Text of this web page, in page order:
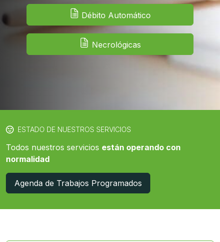
Débito Automático
Necrológicas
ESTADO DE NUESTROS SERVICIOS
Todos nuestros servicios están operando con
normalidad
Agenda de Trabajos Programados